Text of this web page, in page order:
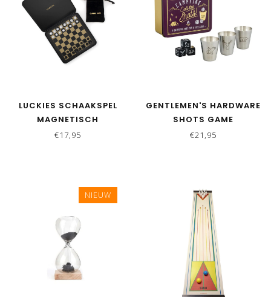
LUCKIES SCHAAKSPEL
MAGNETISCH
€17,95
GENTLEMEN'S HARDWARE
SHOTS GAME
€21,95
NIEUW